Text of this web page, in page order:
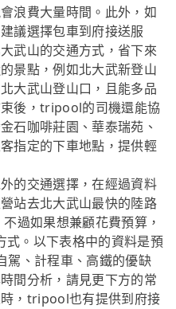
浪費大量時間。此外，如
議選擇包車到府接送服
武山的交通方式，省下來
景點，例如北大武新登山
大武山登山口，且能多品
後，tripool的司機還能協
石咖啡莊園、華泰瑞苑、
指定的下車地點，提供輕
的交通選擇，在經過資料
站去北大武山最快的陸路
過如果想兼顧花費預算，
式。以下表格中的資料是預
駕、計程車、高鐵的優缺
間分析，請見更下方的常
，tripool也有提供到府接